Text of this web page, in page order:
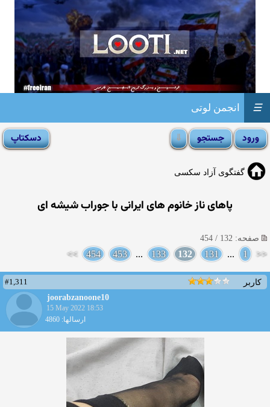
انجمن لوتی ☰
گفتگوی آزاد سکسی
پاهای ناز خانوم های ایرانی با جوراب شیشه ای
صفحه: 132 / 454
<<
1
...
131
132
133
...
453
454
>>
کاربر
#1,311
joorabzanoone10
15 May 2022 18:53
ارسالها: 4860